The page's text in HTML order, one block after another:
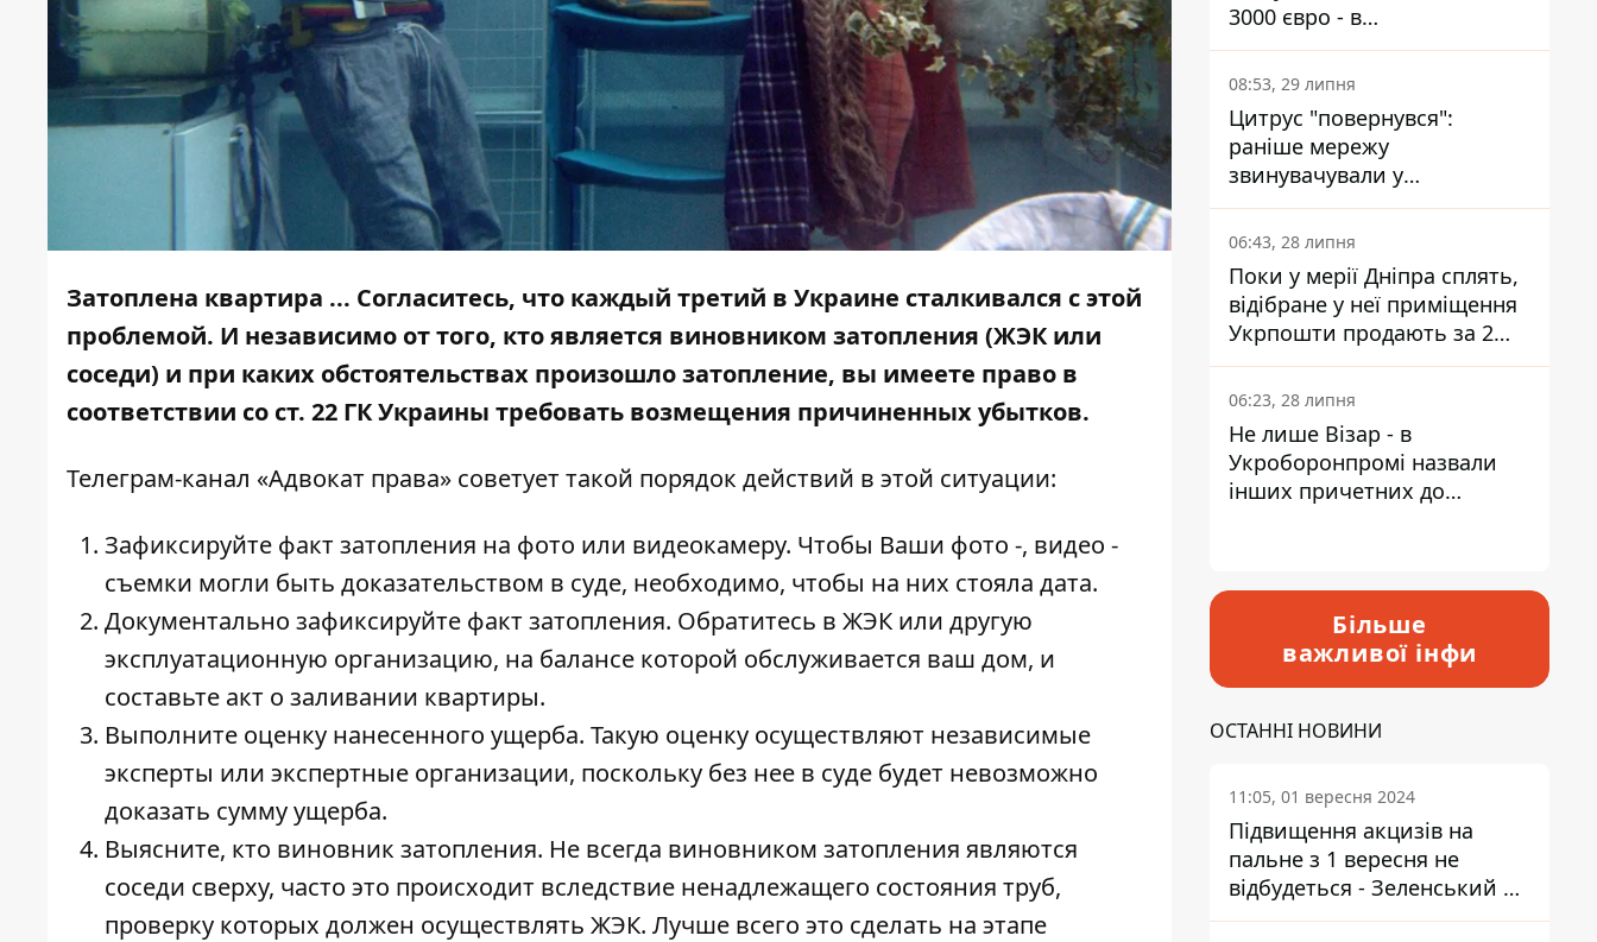
Затоплена квартира ... Согласитесь, что каждый третий в Украине сталкивался с этой
проблемой. И независимо от того, кто является виновником затопления (ЖЭК или
соседи) и при каких обстоятельствах произошло затопление, вы имеете право в
соответствии со ст. 22 ГК Украины требовать возмещения причиненных убытков.
Телеграм-канал «Адвокат права» советует такой порядок действий в этой ситуации:
Зафиксируйте факт затопления на фото или видеокамеру. Чтобы Ваши фото -, видео -
съемки могли быть доказательством в суде, необходимо, чтобы на них стояла дата.
Документально зафиксируйте факт затопления. Обратитесь в ЖЭК или другую
эксплуатационную организацию, на балансе которой обслуживается ваш дом, и
составьте акт о заливании квартиры.
Выполните оценку нанесенного ущерба. Такую оценку осуществляют независимые
эксперты или экспертные организации, поскольку без нее в суде будет невозможно
доказать сумму ущерба.
Выясните, кто виновник затопления. Не всегда виновником затопления являются
соседи сверху, часто это происходит вследствие ненадлежащего состояния труб,
проверку которых должен осуществлять ЖЭК. Лучше всего это сделать на этапе
3000 євро - в
Мінсоцполітики пояснили
Інформатору, звідки на це
гроші
08:53, 29 липня
Цитрус "повернувся":
раніше мережу
звинувачували у
контрабанді техніки та
ухиленні від сплати
податків
06:43, 28 липня
Поки у мерії Дніпра сплять,
відібране у неї приміщення
Укрпошти продають за 2
мільйони
06:23, 28 липня
Не лише Візар - в
Укроборонпромі назвали
інших причетних до
Більше
важливої інфи
ОСТАННІ НОВИНИ
11:05, 01 вересня 2024
Підвищення акцизів на
пальне з 1 вересня не
відбудеться - Зеленський не
підписав закон